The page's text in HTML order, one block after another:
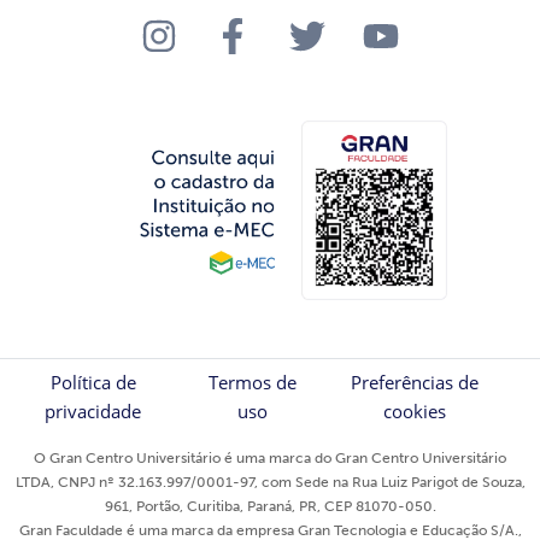
Política de
privacidade
Termos de
uso
Preferências de
cookies
O Gran Centro Universitário é uma marca do Gran Centro Universitário
LTDA, CNPJ nº 32.163.997/0001-97, com Sede na Rua Luiz Parigot de Souza,
961, Portão, Curitiba, Paraná, PR, CEP 81070-050.
Gran Faculdade é uma marca da empresa Gran Tecnologia e Educação S/A.,